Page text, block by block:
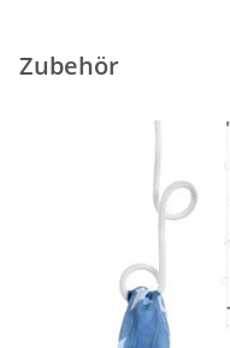
Zubehör